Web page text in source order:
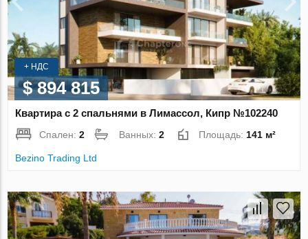
+ НДС
$ 894 815
Квартира с 2 спальнями в Лимассол, Кипр №102240
Спален:2 Ванных:2 Площадь: 141 м²
Bezino Trading Ltd